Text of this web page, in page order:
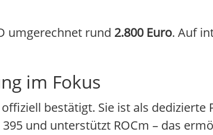
umgerechnet rund 2.800 Euro. Auf
im Fokus
bestätigt. Sie ist als dedizierte
und unterstützt ROCm – das